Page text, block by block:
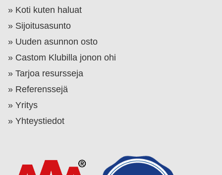
Koti kuten haluat
Sijoitusasunto
Uuden asunnon osto
Castom Klubilla jonon ohi
Tarjoa resursseja
Referenssejä
Yritys
Yhteystiedot